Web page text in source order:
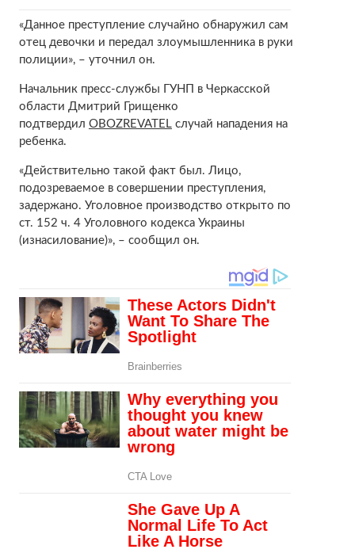
«Данное преступление случайно обнаружил сам
отец девочки и передал злоумышленника в руки
полиции», – уточнил он.
Начальник пресс-службы ГУНП в Черкасской
области Дмитрий Грищенко
подтвердил OBOZREVATELслучай нападения на
ребенка.
«Действительно такой факт был. Лицо,
подозреваемое в совершении преступления,
задержано. Уголовное производство открыто по
ст. 152 ч. 4 Уголовного кодекса Украины
(изнасилование)», – сообщил он.